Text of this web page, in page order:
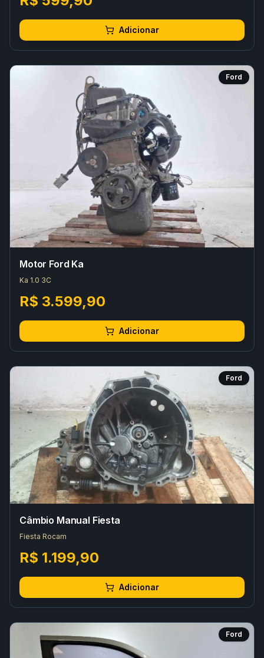
Adicionar
Ford
Motor Ford Ka
Ka 1.0 3C
R$ 3.599,90
Adicionar
Ford
Câmbio Manual Fiesta
Fiesta Rocam
R$ 1.199,90
Adicionar
Ford